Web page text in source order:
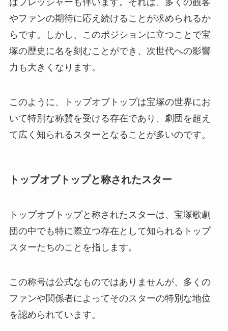
やファンの期待に応え続けることが求められるか
らです。しかし、このポジションに立つことで宝
塚の歴史に名を刻むことができ、次世代への影響
力も大きくなります。
このように、トップオブトップは宝塚の世界にお
いて特別な称賛を受ける存在であり、劇団を超え
て広く知られるスターとなることが多いのです。
トップオブトップと称されたスター
トップオブトップと称されたスターは、宝塚歌劇
団の中でも特に際立つ存在として知られるトップ
スターたちのことを指します。
この称号は公式なものではありませんが、多くの
ファンや関係者によってそのスターの特別な地位
を認められています。